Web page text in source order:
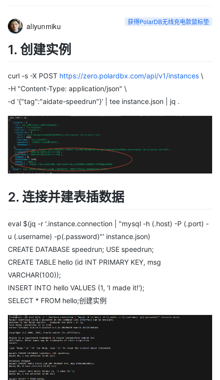
aliyunmiku 获得PolarDB无线充电款鼠标垫
1. 创建实例
curl -s -X POST https://zero.polardbx.com/api/v1/instances \
-H "Content-Type: application/json" \
-d '{"tag":"aidate-speedrun"}' | tee instance.json | jq .
2. 连接并建表插数据
eval $(jq -r '.instance.connection | "mysql -h (.host) -P (.port) -
u (.username) -p(.password)"' instance.json)
CREATE DATABASE speedrun; USE speedrun;
CREATE TABLE hello (id INT PRIMARY KEY, msg
VARCHAR(100));
INSERT INTO hello VALUES (1, 'I made it!');
SELECT * FROM hello;创建实例